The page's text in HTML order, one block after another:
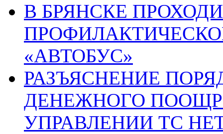
В БРЯНСКЕ
«АВТОБУС»
РАЗЪЯСНЕНИЕ
ДЕНЕЖНОГО
УПРАВЛЕНИИ ТС